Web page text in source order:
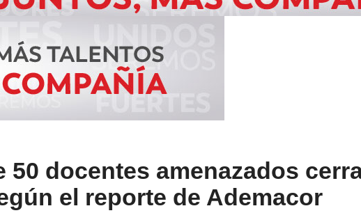
50 docentes amenazados
el reporte de Ademacor